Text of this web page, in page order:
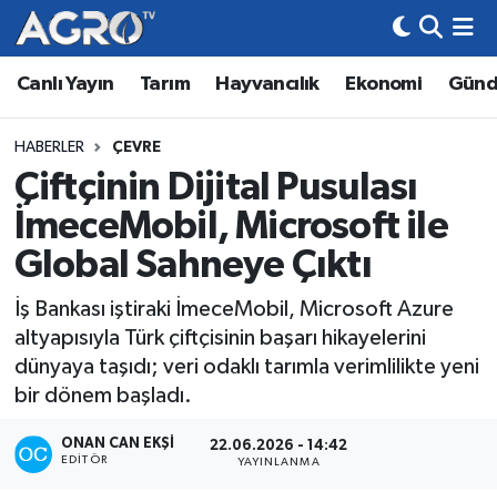
Canlı Yayın Tarım Hayvancılık Ekonomi
HABERLER ÇEVRE
Çiftçinin Dijital Pusulası
İmeceMobil, Microsoft ile
Global Sahneye Çıktı
İş Bankası iştiraki İmeceMobil, Microsoft Azure
altyapısıyla Türk çiftçisinin başarı hikayelerini
dünyaya taşıdı; veri odaklı tarımla verimlilikte yeni
bir dönem başladı.
ONAN CAN EKŞI
EDITÖR
22.06.2026 - 14:42
YAYINLANMA
Hava Durumu
Trafik Durumu
Süper Lig Puan Durumu ve Fikstür
Tüm Manşetler
Son Dakika Haberleri
Haber Arşivi